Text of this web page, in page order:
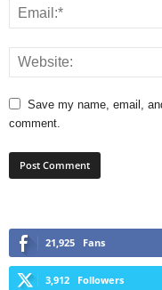
Save my name, email,
comment.
21,925 Fans
3,912 Followers